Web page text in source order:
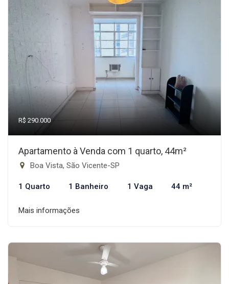
R$ 290.000
Apartamento à Venda com 1 quarto, 44m²
Boa Vista, São Vicente-SP
1 Quarto 1 Banheiro 1 Vaga 44 m²
Mais informações